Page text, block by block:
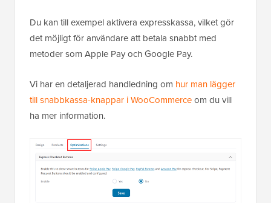
Du kan till exempel aktivera expresskassa, vilket gör
det möjligt för användare att betala snabbt med
metoder som Apple Pay och Google Pay.
Vi har en detaljerad handledning om hur man lägger
till snabbkassa-knappar i WooCommerceom du vill
ha mer information.